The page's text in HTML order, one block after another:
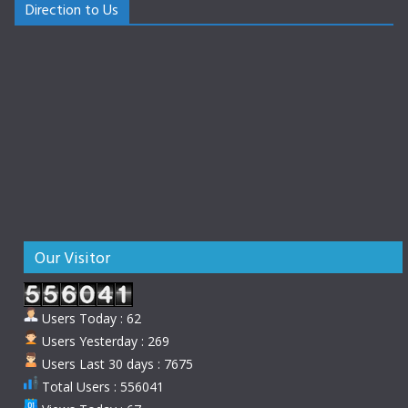
Direction to Us
Our Visitor
Users Today : 62
Users Yesterday : 269
Users Last 30 days : 7675
Total Users : 556041